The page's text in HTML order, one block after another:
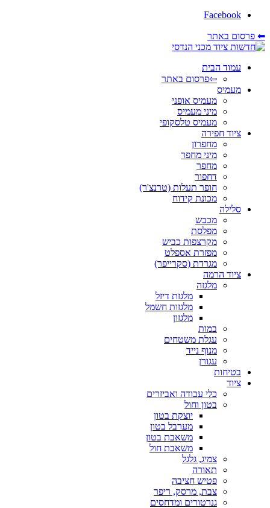
Facebook
⬅ פרסום באתר
עמוד הבית
⇦פרסום באתר
מעמיס
מעמיס אופני
מיני מעמיס
מעמיס טלסקופי
ציוד חפירה
מחפרון
מיני מחפר
מחפר
דחפור
חופר תעלות (טרנצ'ר)
מכונת קידוח
סלילה
מכבש
מפלסת
מקרצפות כביש
מפזרת אספלט
מגרדת (סקרייפר)
ציוד הרמה
מלגזה
מלגזת דיזל
מלגזות חשמל
מלגזון
במות
עגלת משטחים
מנוף נייד
עגורן
בטיחות
ציוד
כלי עבודה ואביזרים
בטון וחול
יוצקת בטון
מערבל בטון
משאבת בטון
משאבת חול
צמיג, גלגל
תאורה
פטיש חציבה
צבת, מרסק, ריפר
גנרטורים ומדחסים